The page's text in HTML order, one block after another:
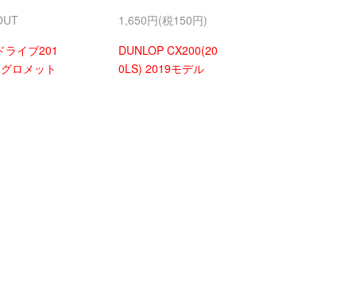
ライブ201
ロメット
1,650円(税150円)
DUNLOP CX200(20
0LS) 2019モデル